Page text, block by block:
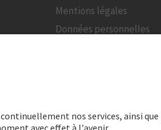
Mentions légales
Données personnelles